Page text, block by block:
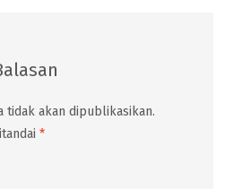
tidak akan dipublikasikan.
*